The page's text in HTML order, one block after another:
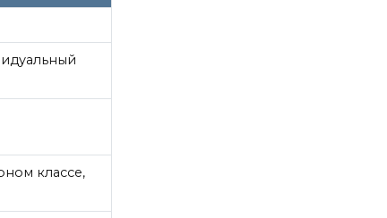
классе,